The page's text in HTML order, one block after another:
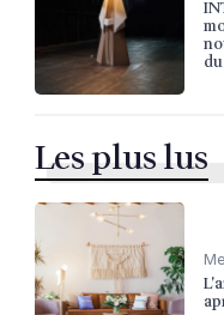
Les plus lus